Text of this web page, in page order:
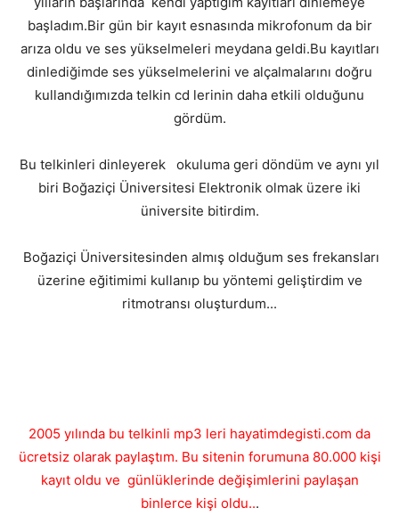
başladım.Bir gün bir kayıt esnasında mikrofonum da bir
arıza oldu ve ses yükselmeleri meydana geldi.Bu kayıtları
dinlediğimde ses yükselmelerini ve alçalmalarını doğru
kullandığımızda telkin cd lerinin daha etkili olduğunu
gördüm.
Bu telkinleri dinleyerek okuluma geri döndüm ve aynı yıl
biri Boğaziçi Üniversitesi Elektronik olmak üzere iki
üniversite bitirdim.
Boğaziçi Üniversitesinden almış olduğum ses frekansları
üzerine eğitimimi kullanıp bu yöntemi geliştirdim ve
ritmotransı oluşturdum...
2005 yılında bu telkinli mp3 leri hayatimdegisti.com da
ücretsiz olarak paylaştım. Bu sitenin forumuna 80.000 kişi
kayıt oldu ve günlüklerinde değişimlerini paylaşan
binlerce kişi oldu...